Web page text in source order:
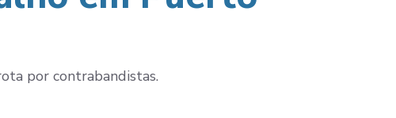
por contrabandistas.